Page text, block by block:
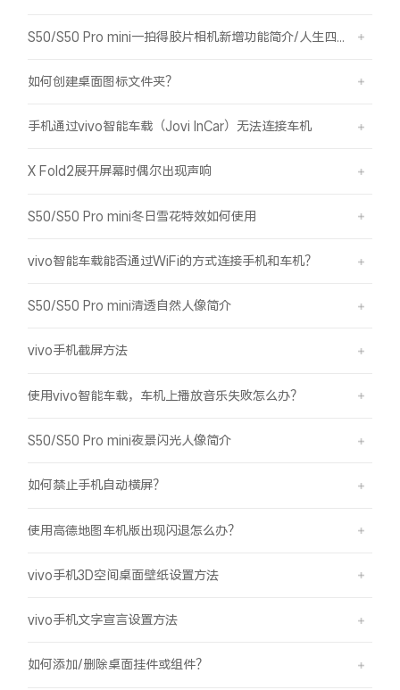
如何创建桌面图标文件夹？
手机通过vivo智能车载（Jovi InCar）无法连接车机
X Fold2展开屏幕时偶尔出现声响
S50/S50 Pro mini冬日雪花特效如何使用
vivo智能车载能否通过WiFi的方式连接手机和车机？
S50/S50 Pro mini清透自然人像简介
vivo手机截屏方法
使用vivo智能车载，车机上播放音乐失败怎么办？
S50/S50 Pro mini夜景闪光人像简介
如何禁止手机自动横屏？
使用高德地图车机版出现闪退怎么办？
vivo手机3D空间桌面壁纸设置方法
vivo手机文字宣言设置方法
如何添加/删除桌面挂件或组件？